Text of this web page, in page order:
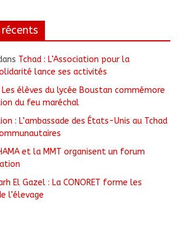
Tchad : L’Association pour la
lance ses activités
Les élèves du lycée Boustan commémore
du feu maréchal
: L’ambassade des États-Unis au Tchad
et la MMT organisent un forum
El Gazel : La CONORET forme les
l’élevage